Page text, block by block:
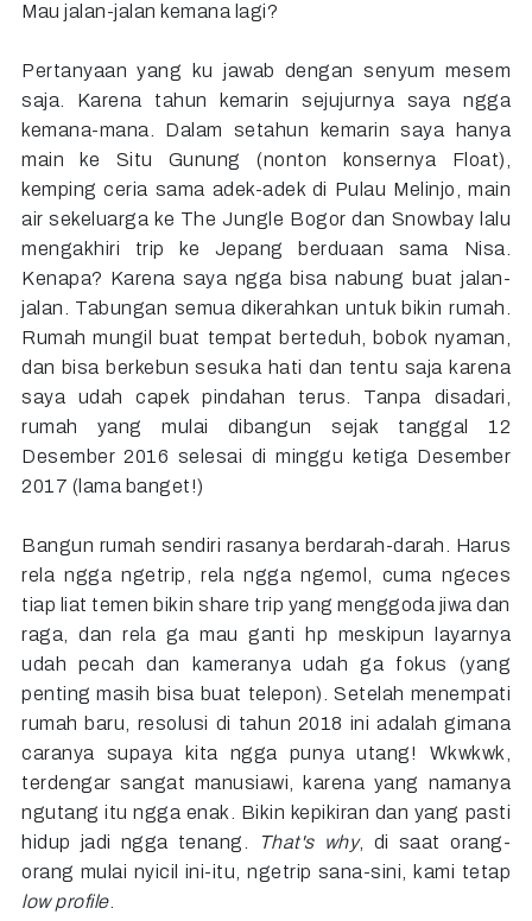
Mau jalan-jalan kemana lagi?
Pertanyaan yang ku jawab dengan senyum mesem
saja. Karena tahun kemarin sejujurnya saya ngga
kemana-mana. Dalam setahun kemarin saya hanya
main ke Situ Gunung (nonton konsernya Float),
kemping ceria sama adek-adek di Pulau Melinjo, main
air sekeluarga ke The Jungle Bogor dan Snowbay lalu
mengakhiri trip ke Jepang berduaan sama Nisa.
Kenapa? Karena saya ngga bisa nabung buat jalan-
jalan. Tabungan semua dikerahkan untuk bikin rumah.
Rumah mungil buat tempat berteduh, bobok nyaman,
dan bisa berkebun sesuka hati dan tentu saja karena
saya udah capek pindahan terus. Tanpa disadari,
rumah yang mulai dibangun sejak tanggal 12
Desember 2016 selesai di minggu ketiga Desember
2017 (lama banget!)
Bangun rumah sendiri rasanya berdarah-darah. Harus
rela ngga ngetrip, rela ngga ngemol, cuma ngeces
tiap liat temen bikin share trip yang menggoda jiwa dan
raga, dan rela ga mau ganti hp meskipun layarnya
udah pecah dan kameranya udah ga fokus (yang
penting masih bisa buat telepon). Setelah menempati
rumah baru, resolusi di tahun 2018 ini adalah gimana
caranya supaya kita ngga punya utang! Wkwkwk,
terdengar sangat manusiawi, karena yang namanya
ngutang itu ngga enak. Bikin kepikiran dan yang pasti
hidup jadi ngga tenang.
That's why, di saat orang-
orang mulai nyicil ini-itu, ngetrip sana-sini, kami tetap
low profile.